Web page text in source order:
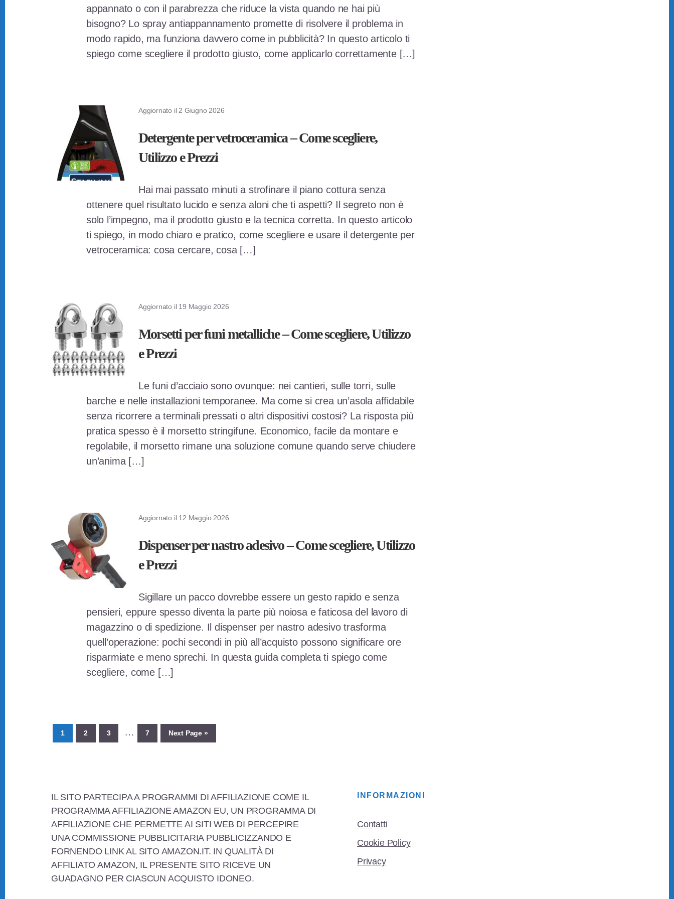
appannato o con il parabrezza che riduce la vista quando ne hai più
bisogno? Lo spray antiappannamento promette di risolvere il problema in
modo rapido, ma funziona davvero come in pubblicità? In questo articolo ti
spiego come scegliere il prodotto giusto, come applicarlo correttamente […]
Aggiornato il 2 Giugno 2026
Detergente per vetroceramica – Come scegliere,
Utilizzo e Prezzi
Hai mai passato minuti a strofinare il piano cottura senza
ottenere quel risultato lucido e senza aloni che ti aspetti? Il segreto non è
solo l’impegno, ma il prodotto giusto e la tecnica corretta. In questo articolo
ti spiego, in modo chiaro e pratico, come scegliere e usare il detergente per
vetroceramica: cosa cercare, cosa […]
Aggiornato il 19 Maggio 2026
Morsetti per funi metalliche – Come scegliere, Utilizzo
e Prezzi
Le funi d’acciaio sono ovunque: nei cantieri, sulle torri, sulle
barche e nelle installazioni temporanee. Ma come si crea un’asola affidabile
senza ricorrere a terminali pressati o altri dispositivi costosi? La risposta più
pratica spesso è il morsetto stringifune. Economico, facile da montare e
regolabile, il morsetto rimane una soluzione comune quando serve chiudere
un’anima […]
Aggiornato il 12 Maggio 2026
Dispenser per nastro adesivo – Come scegliere, Utilizzo
e Prezzi
Sigillare un pacco dovrebbe essere un gesto rapido e senza
pensieri, eppure spesso diventa la parte più noiosa e faticosa del lavoro di
magazzino o di spedizione. Il dispenser per nastro adesivo trasforma
quell’operazione: pochi secondi in più all’acquisto possono significare ore
risparmiate e meno sprechi. In questa guida completa ti spiego come
scegliere, come […]
Page
1 Page
2 Page
3
Interim
pages
… Page
7
Go
to
Next Page »
IL SITO PARTECIPA A PROGRAMMI DI AFFILIAZIONE COME IL
PROGRAMMA AFFILIAZIONE AMAZON EU, UN PROGRAMMA DI
AFFILIAZIONE CHE PERMETTE AI SITI WEB DI PERCEPIRE
UNA COMMISSIONE PUBBLICITARIA PUBBLICIZZANDO E
FORNENDO LINK AL SITO AMAZON.IT. IN QUALITÀ DI
AFFILIATO AMAZON, IL PRESENTE SITO RICEVE UN
GUADAGNO PER CIASCUN ACQUISTO IDONEO.
INFORMAZIONI
Contatti
Cookie Policy
Privacy